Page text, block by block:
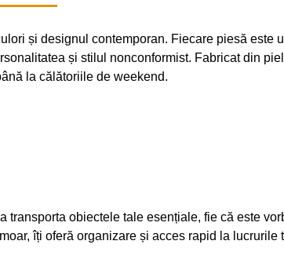
și designul contemporan. Fiecare piesă este
și stilul nonconformist. Fabricat din
la călătoriile de weekend.
obiectele tale esențiale, fie că este
îți oferă organizare și acces rapid la lucrurile